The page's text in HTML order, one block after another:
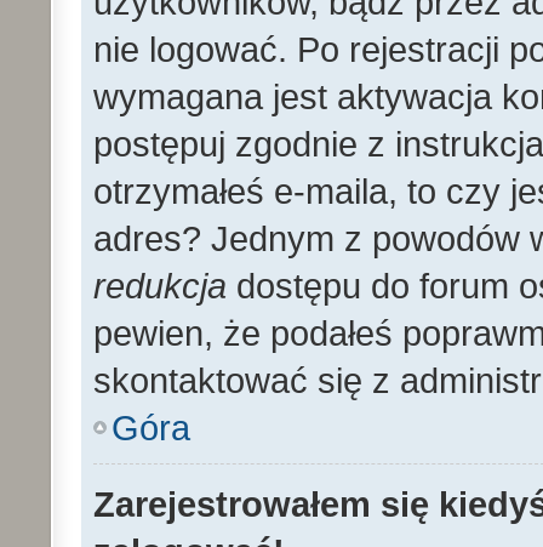
nie logować. Po rejestracji
wymagana jest aktywacja
postępuj zgodnie z
otrzymałeś e-maila, to czy
adres? Jednym z powodów
redukcja dostępu do forum
pewien, że podałeś
skontaktować się z
Góra
Zarejestrowałem się